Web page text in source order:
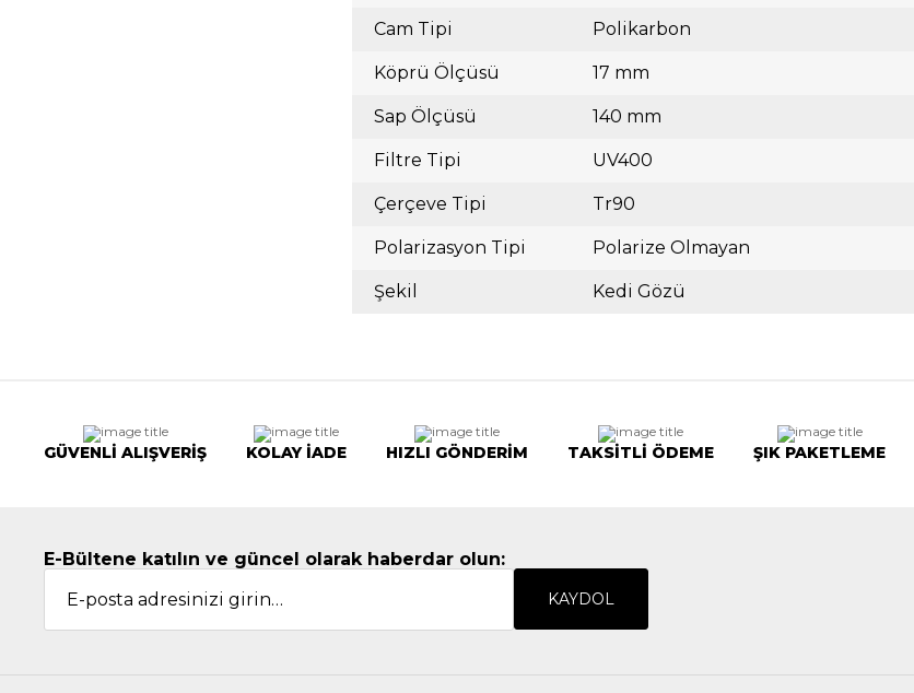
Cam Tipi Polikarbon
Köprü Ölçüsü 17 mm
Sap Ölçüsü 140 mm
Filtre Tipi UV400
Çerçeve Tipi Tr90
Polarizasyon Tipi Polarize Olmayan
Şekil Kedi Gözü
GÜVENLİ ALIŞVERİŞ KOLAY İADE HIZLI GÖNDERİM TAKSİTLİ ÖDEME ŞIK PAKETLEME
E-Bültene katılın ve güncel olarak haberdar olun:
KAYDOL